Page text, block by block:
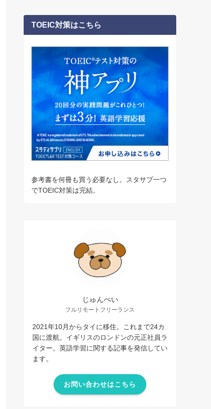
TOEIC対策はこちら
参考書を何冊も買う必要なし。スタサプ一つ
でTOEIC対策は完結。
じゅんぺい
フルリモートフリーランス
2021年10月からタイに移住。これまで24カ
国に渡航。イギリスのロンドンの元正社員ラ
イター。英語学習に関する記事を発信してい
ます。
お問い合わせはこちら